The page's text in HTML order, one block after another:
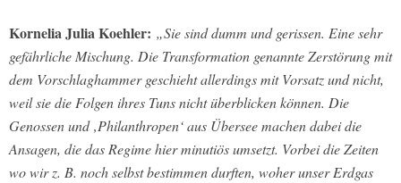
Kornelia Julia Koehler: „Sie sind dumm und gerissen. Eine sehr
gefährliche Mischung. Die Transformation genannte Zerstörung mit
dem Vorschlaghammer geschieht allerdings mit Vorsatz und nicht,
weil sie die Folgen ihres Tuns nicht überblicken können. Die
Genossen und ‚Philanthropen‘ aus Übersee machen dabei die
Ansagen, die das Regime hier minutiös umsetzt. Vorbei die Zeiten
wo wir z. B. noch selbst bestimmen durften, woher unser Erdgas